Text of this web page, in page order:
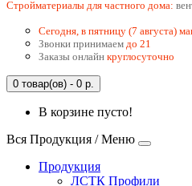
Cтройматериалы для частного дома:
Сегодня, в пятницу (7 августа)
Звонки принимаем до 21
Заказы онлайн круглосуточно
0 товар(ов) - 0 р.
В корзине пусто!
Вся Продукция / Меню
Продукция
ЛСТК Профили